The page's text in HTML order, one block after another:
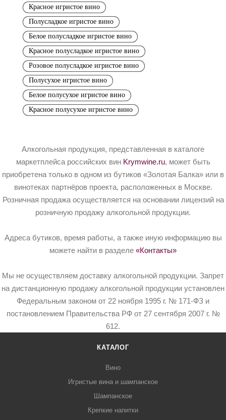
Красное игристое вино
Полусладкое игристое вино
Белое полусладкое игристое вино
Красное полусладкое игристое вино
Розовое полусладкое игристое вино
Полусухое игристое вино
Белое полусухое игристое вино
Красное полусухое игристое вино
Алкогольная продукция, представленная в каталоге
маркетплейса российских вин Krymwine.ru, может быть
приобретена только в одном из бутиков «Золотая Балка» или в
винотеках партнёров проекта, расположенных в Москве.
Розничная продажа осуществляется на основании лицензий на
розничную продажу алкогольной продукции.
Адреса бутиков, время работы, а также иную информацию вы
можете найти в разделе «Контакты»
Мы не осуществляем доставку алкогольной продукции. Запрет
на дистанционную продажу алкогольной продукции установлен
Федеральным законом от 22 ноября 1995 г. № 171-ФЗ и
постановлением Правительства РФ от 27 сентября 2007 г. №
612.
КАТАЛОГ
Вино
Игристые вина и шампанское
Шампанское
Крепкие напитки